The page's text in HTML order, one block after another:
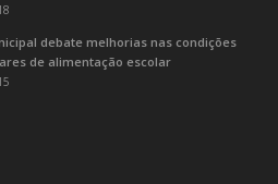
debate melhorias nas condições
de alimentação escolar